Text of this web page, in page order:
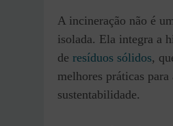
A incineração não é
isolada. Ela integra a
de resíduos sólidos,
melhores práticas para
sustentabilidade.